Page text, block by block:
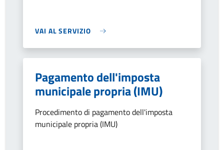
VAI AL SERVIZIO
Pagamento dell'imposta
municipale propria (IMU)
Procedimento di pagamento dell'imposta
municipale propria (IMU)